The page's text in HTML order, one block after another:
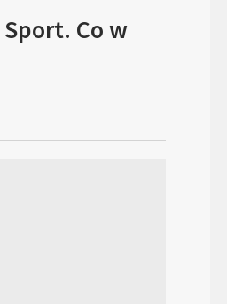
Sport. Co w